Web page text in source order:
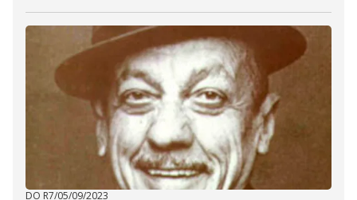
DO R7/05/09/2023